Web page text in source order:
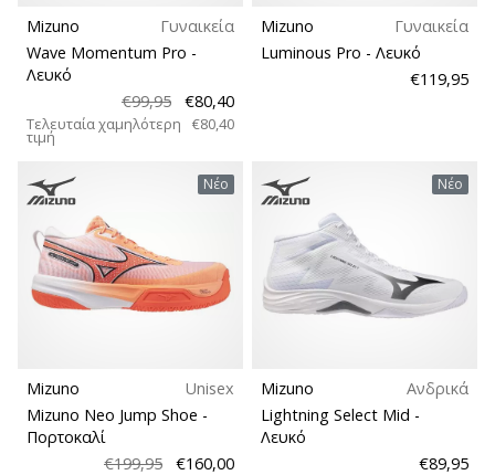
Mizuno
Γυναικεία
Wave Momentum Pro -
Λευκό
€99,95
€80,40
Τελευταία χαμηλότερη
τιμή
€80,40
Mizuno
Γυναικεία
Luminous Pro - Λευκό
€119,95
Νέο
Mizuno
Unisex
Mizuno Neo Jump Shoe -
Πορτοκαλί
€199,95
€160,00
Νέο
Mizuno
Ανδρικά
Lightning Select Mid -
Λευκό
€89,95